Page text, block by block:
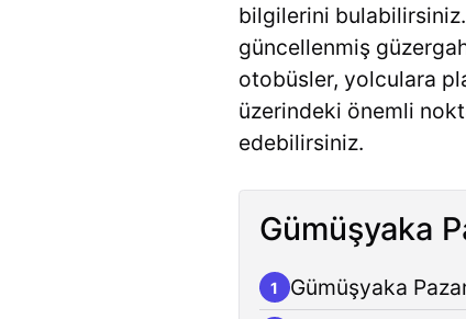
bilgilerini bulabilirsiniz.
güncellenmiş
otobüsler, yolculara
üzerindeki önemli
edebilirsiniz.
Gümüşyaka
1
Gümüşyaka